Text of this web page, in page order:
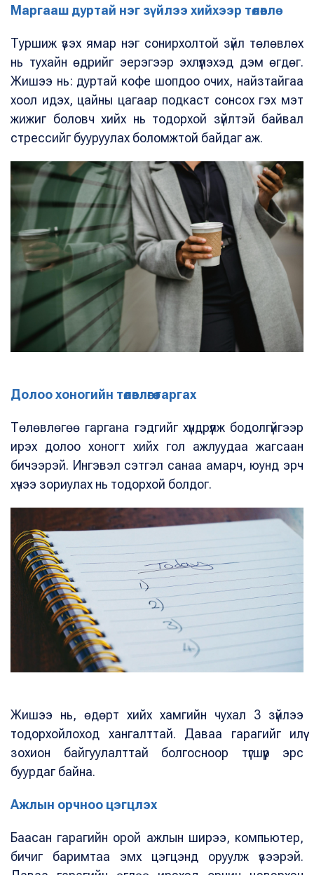
Маргааш дуртай нэг зүйлээ хийхээр төлөвлө
Туршиж үзэх ямар нэг сонирхолтой зүйл төлөвлөх
нь тухайн өдрийг эерэгээр эхлүүлэхэд дэм өгдөг.
Жишээ нь: дуртай кофе шопдоо очих, найзтайгаа
хоол идэх, цайны цагаар подкаст сонсох гэх мэт
жижиг боловч хийх нь тодорхой зүйлтэй байвал
стрессийг бууруулах боломжтой байдаг аж.
Долоо хоногийн төлөвлөгөө гаргах
Төлөвлөгөө гаргана гэдгийг хүндрүүлж бодолгүйгээр
ирэх долоо хоногт хийх гол ажлуудаа жагсаан
бичээрэй. Ингэвэл сэтгэл санаа амарч, юунд эрч
хүчээ зориулах нь тодорхой болдог.
Жишээ нь, өдөрт хийх хамгийн чухал 3 зүйлээ
тодорхойлоход хангалттай. Даваа гарагийг илүү
зохион байгуулалттай болгосноор түгшүүр эрс
буурдаг байна.
Ажлын орчноо цэгцлэх
Баасан гарагийн орой ажлын ширээ, компьютер,
бичиг баримтаа эмх цэгцэнд оруулж үзээрэй.